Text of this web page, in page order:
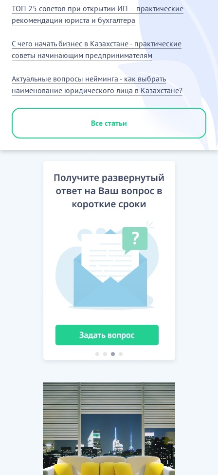
стоматологиялық персоналдың қызметі
рентген зертханалары мен басқа да
диагностикалық орталықтар, қан талдауларын
жүргізетін зертханалар сияқты медициналық
зертханалардың қызметі
органдар және т.б. банкілер қызметі
ұшақтарды қоса алғанда, пациенттерді кез
келген санитариялық-көлік құралдарымен
. Осы көрсетілетін
Бұл ішкі класқа мыналаркірмейді:
тіс техникасы зертханаларында жасанды
тістерді, тіс протездерін, тіс қалыптары мен
өзге протез құрылғыларын жасау (32.50.3
пациенттердің өмірін сақтау үшін
жабдықтарсыз және медициналық
қызметкерлердің көрсететін қызметінсіз
тасымалдау (49, 50, 51 қараңыз)
медициналық емес зертханалық талдауларды
және зерттеулерді жүргізу бойынша қызмет
(71.20 қараңыз)
тағам гигиенасы саласында зерттеулер жүргізу
бойынша қызмет (71.20 қараңыз)
дәрігерлік практика мен стоматология
саласындағы қызмет (86.2 қараңыз)
тұруды қамтамасыз ете отырып орта
медициналық қызметкерлердің көрсететін
қызметтерімен әлеуметтік көрсетілетін
қызметтерді ұсыну (87.10.0 қараңыз)
ТОП 25 советов при открытии ИП – практические
рекомендации юриста и бухгалтера
С чего начать бизнес в Казахстане - практические
советы начинающим предпринимателям
Актуальные вопросы нейминга - как выбрать
наименование юридического лица в Казахстане?
Все статьи